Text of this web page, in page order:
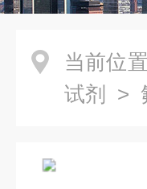
当前位置
试剂
>